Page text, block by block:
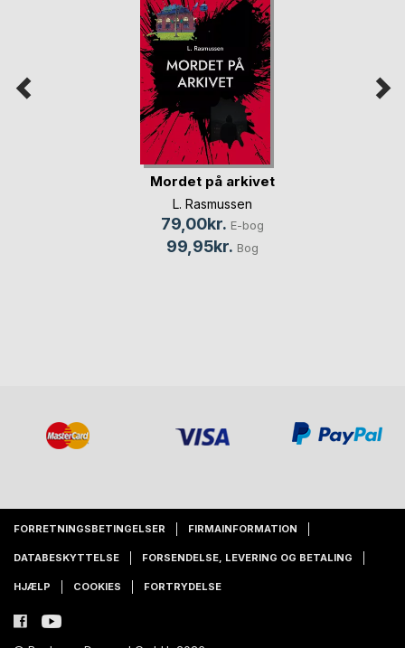
Mordet på arkivet
L. Rasmussen
79,00kr. E-bog
99,95kr. Bog
FORRETNINGSBETINGELSER FIRMAINFORMATION
DATABESKYTTELSE FORSENDELSE, LEVERING OG BETALING
HJÆLP COOKIES FORTRYDELSE